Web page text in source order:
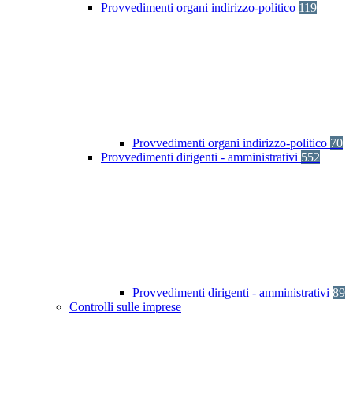
Provvedimenti organi indirizzo-politico 119
Provvedimenti organi indirizzo-politico 70
Provvedimenti dirigenti - amministrativi 552
Provvedimenti dirigenti - amministrativi 89
Controlli sulle imprese